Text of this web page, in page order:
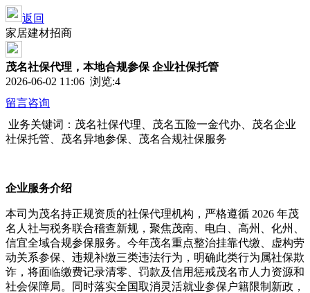
返回
家居建材招商
茂名社保代理，本地合规参保 企业社保托管
2026-06-02 11:06 浏览:4
留言咨询
业务关键词：茂名社保代理、茂名五险一金代办、茂名企业
社保托管、茂名异地参保、茂名合规社保服务
企业服务介绍
本司为茂名持正规资质的社保代理机构，严格遵循 2026 年茂
名人社与税务联合稽查新规，聚焦茂南、电白、高州、化州、
信宜全域合规参保服务。今年茂名重点整治挂靠代缴、虚构劳
动关系参保、违规补缴三类违法行为，明确此类行为属社保欺
诈，将面临缴费记录清零、罚款及信用惩戒茂名市人力资源和
社会保障局。同时落实全国取消灵活就业参保户籍限制新政，